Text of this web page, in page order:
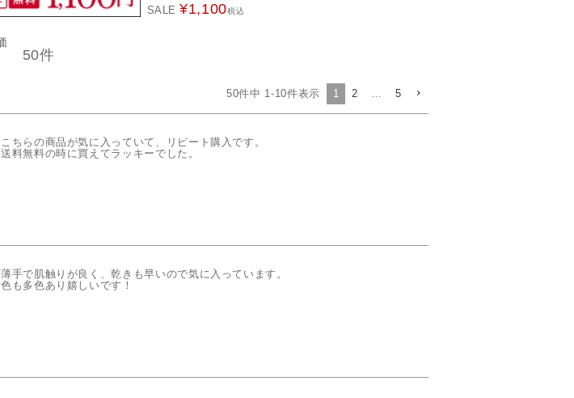
SALE ¥1,100税込
50
50件中 1 -10件表示 1 2 … 5
こちらの商品が気に入っていて、リピート購入です。
送料無料の時に買えてラッキーでした。
薄手で肌触りが良く、乾きも早いので気に入っています。
色も多色あり嬉しいです！